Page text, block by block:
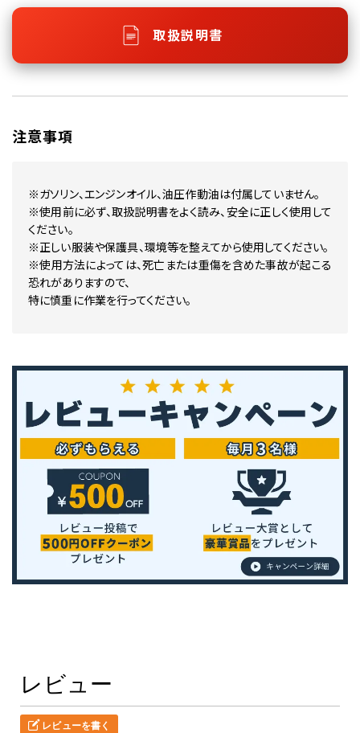
取扱説明書
注意事項
※ガソリン、エンジンオイル、油圧作動油は付属していません。
※使用前に必ず、取扱説明書をよく読み、安全に正しく使用して
ください。
※正しい服装や保護具、環境等を整えてから使用してください。
※使用方法によっては、死亡または重傷を含めた事故が起こる
恐れがありますので、
特に慎重に作業を行ってください。
レビュー
レビューを書く